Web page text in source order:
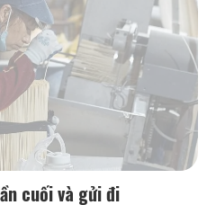
cuối và gửi đi